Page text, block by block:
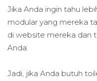
Jika Anda ingin tahu
modular yang mereka
di website mereka dan
Anda.
Jadi, jika Anda butuh